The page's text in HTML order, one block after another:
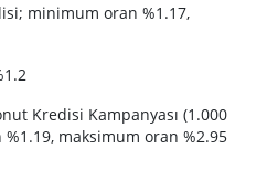
minimum oran %1.17,
Kredisi Kampanyası (1.000
maksimum oran %2.95